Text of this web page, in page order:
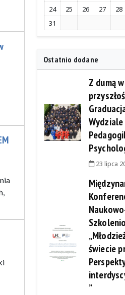
24
25 26 27 28
31
Ostatnio dodane
Z dumą w
Wydziale
23 lipca
świecie
”